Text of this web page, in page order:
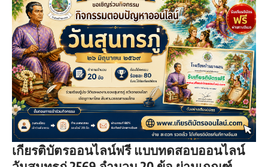
เกียรติบัตรออนไลน์ฟรี แบบทดสอบออนไลน์